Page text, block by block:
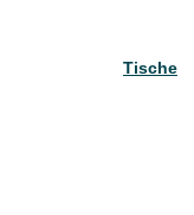
Tische